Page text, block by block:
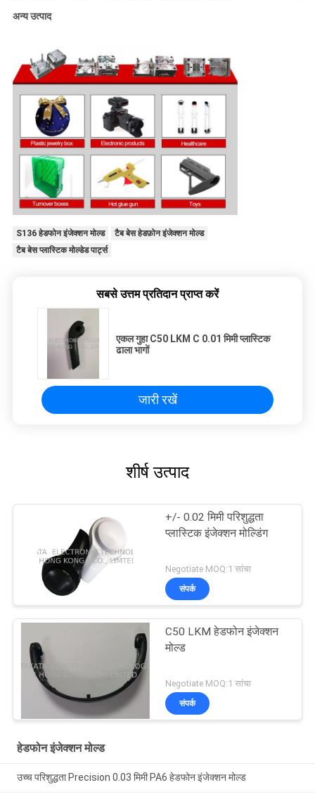
अन्य उत्पाद
S136 हेडफोन इंजेक्शन मोल्ड
टैब बेस हेडफ़ोन इंजेक्शन मोल्ड
टैब बेस प्लास्टिक मोल्डेड पार्ट्स
सबसे उत्तम प्रतिदान प्राप्त करें
एकल गुहा C50 LKM C 0.01 मिमी प्लास्टिक
ढाला भागों
जारी रखें
शीर्ष उत्पाद
+/- 0.02 मिमी परिशुद्धता
प्लास्टिक इंजेक्शन मोल्डिंग
Negotiate MOQ:1 सांचा
संपर्क
C50 LKM हेडफोन इंजेक्शन
मोल्ड
Negotiate MOQ:1 सांचा
संपर्क
हेडफोन इंजेक्शन मोल्ड
उच्च परिशुद्धता Precision 0.03 मिमी PA6 हेडफोन इंजेक्शन मोल्ड